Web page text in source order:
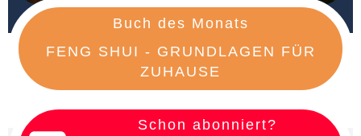
Buch des Monats
FENG SHUI - GRUNDLAGEN FÜR
ZUHAUSE
Schon abonniert?